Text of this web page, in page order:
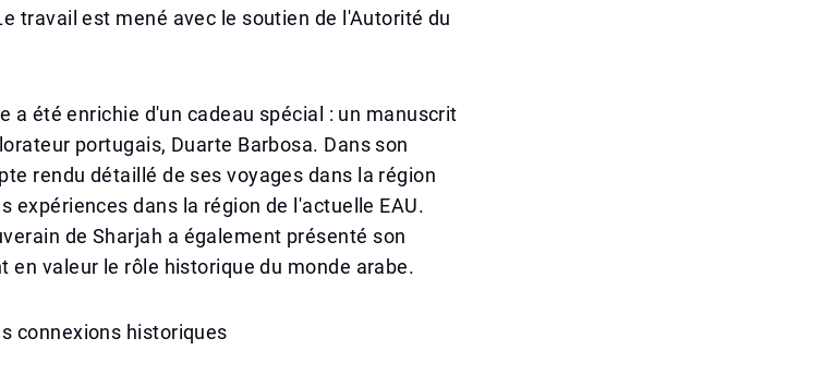
travail est mené avec le soutien de l'Autorité du
a été enrichie d'un cadeau spécial : un manuscrit
portugais, Duarte Barbosa. Dans son
rendu détaillé de ses voyages dans la région
expériences dans la région de l'actuelle EAU.
de Sharjah a également présenté son
en valeur le rôle historique du monde arabe.
connexions historiques